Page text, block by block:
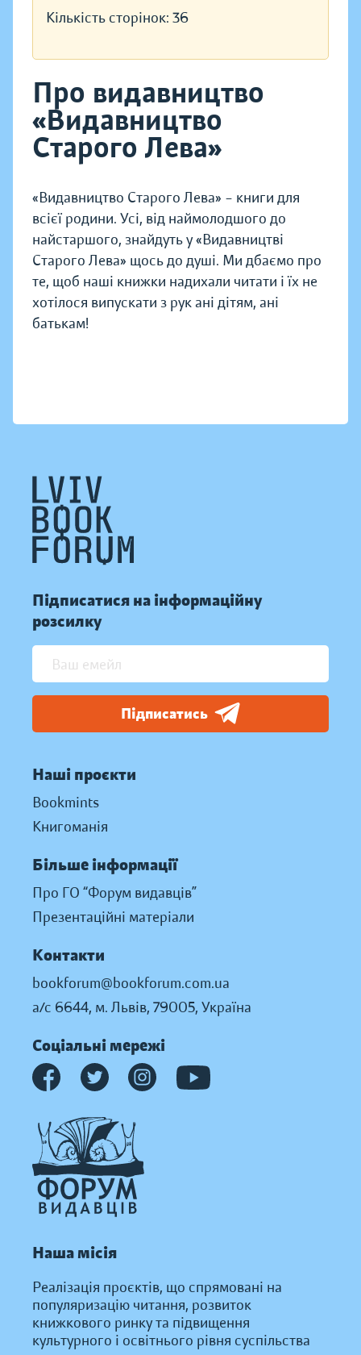
Кількість сторінок: 36
Про видавництво
«Видавництво
Старого Лева»
«Видавництво Старого Лева» – книги для
всієї родини. Усі, від наймолодшого до
найстаршого, знайдуть у «Видавництві
Старого Лева» щось до душі. Ми дбаємо про
те, щоб наші книжки надихали читати і їх не
хотілося випускати з рук ані дітям, ані
батькам!
Підписатися на інформаційну
розсилку
Підписатись
Наші проєкти
Bookmints
Книгоманія
Більше інформації
Про ГО “Форум видавців”
Презентаційні матеріали
Контакти
bookforum@bookforum.com.ua
а/с 6644, м. Львів, 79005, Україна
Соціальні мережі
Наша місія
Реалізація проєктів, що спрямовані на
популяризацію читання, розвиток
книжкового ринку та підвищення
культурного і освітнього рівня суспільства